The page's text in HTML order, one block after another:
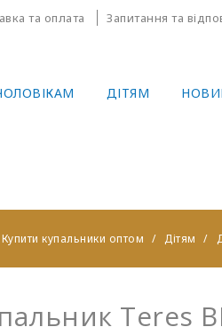
та оплата Запитання та
ДІТЯМ
Купити купальники оптом Дітям
Teres